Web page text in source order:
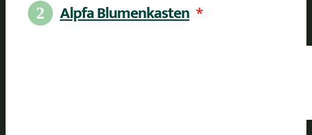
2 Alpfa Blumenkasten *